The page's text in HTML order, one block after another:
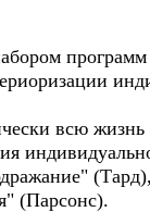
программ
всю
(Парсонс).